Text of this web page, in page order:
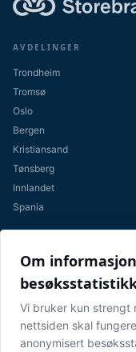
Om
Vi bruker kun strengt
nettsiden skal
anonymisert
AVDELINGER
Trondheim
Tromsø
Oslo
Bergen
Kristiansand
Tønsberg
Innlandet
Spania
Nyheter
Karriere
Personvernerklæring
Åpenhetsloven
Cookie-innstillinger